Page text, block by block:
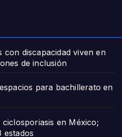
con discapacidad viven en
de inclusión
para bachillerato en
en México;
estados